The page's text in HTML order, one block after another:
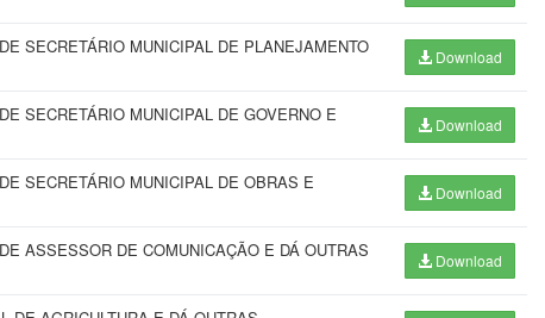
SECRETÁRIO MUNICIPAL DE PLANEJAMENTO
Download
SECRETÁRIO MUNICIPAL DE GOVERNO E
Download
SECRETÁRIO MUNICIPAL DE OBRAS E
Download
ASSESSOR DE COMUNICAÇÃO E DÁ OUTRAS
Download